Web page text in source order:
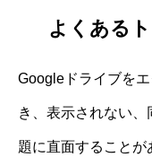
よくある
Googleドライブを
き、表示されない
題に直面すること